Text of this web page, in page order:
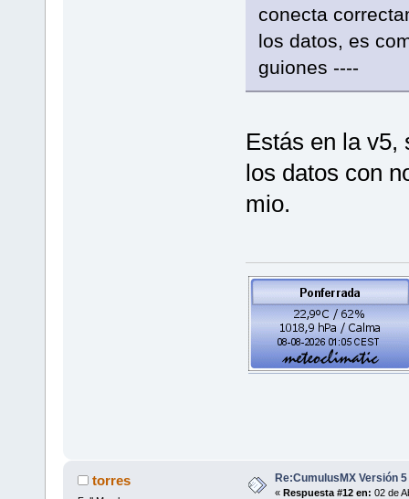
conecta
los datos, es
guiones ----
Estás en la v5,
los datos con
mio.
torres Re:CumulusMX Versión 5
« Respuesta #12 en: 02 de